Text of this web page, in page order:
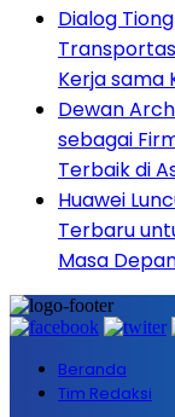
Dialog
Kerja sama
Dewan
sebagai
Terbaik di
Huawei
Terbaru
Masa
Beranda
Tim Redaksi